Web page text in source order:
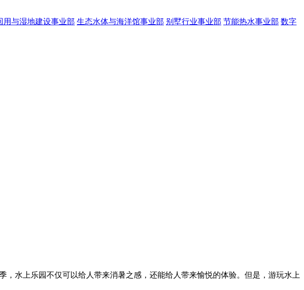
用与湿地建设事业部 生态水体与海洋馆事业部 别墅行业事业部 节能热水事业部 数字
水上乐园不仅可以给人带来消暑之感，还能给人带来愉悦的体验。但是，游玩水上